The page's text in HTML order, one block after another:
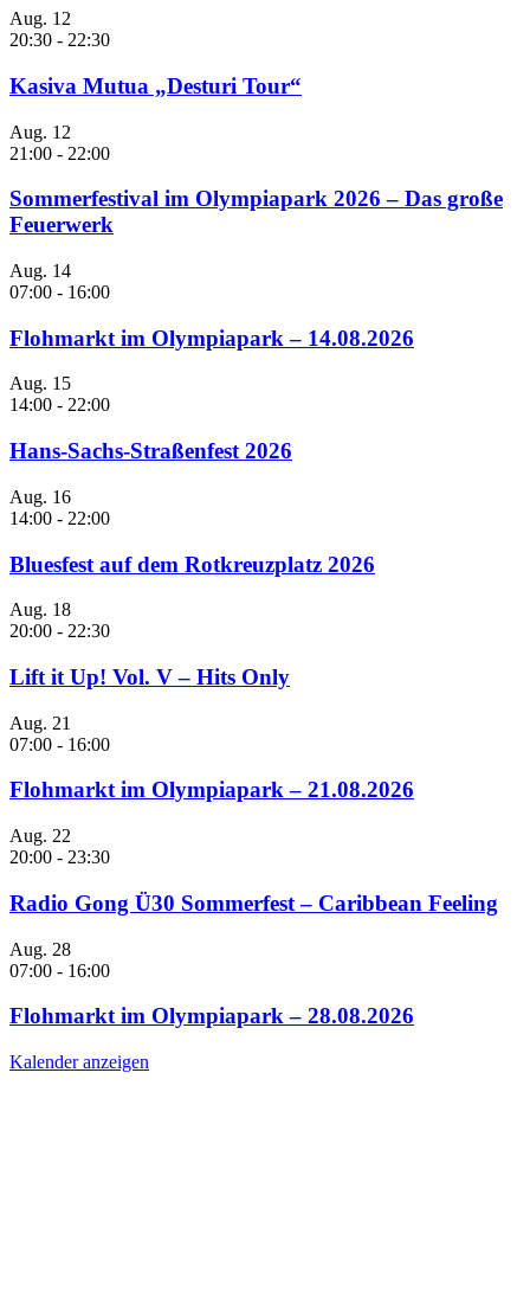
Aug. 12
20:30 - 22:30
Kasiva Mutua „Desturi Tour“
Aug. 12
21:00 - 22:00
Sommerfestival im Olympiapark 2026 – Das große
Feuerwerk
Aug. 14
07:00 - 16:00
Flohmarkt im Olympiapark – 14.08.2026
Aug. 15
14:00 - 22:00
Hans-Sachs-Straßenfest 2026
Aug. 16
14:00 - 22:00
Bluesfest auf dem Rotkreuzplatz 2026
Aug. 18
20:00 - 22:30
Lift it Up! Vol. V – Hits Only
Aug. 21
07:00 - 16:00
Flohmarkt im Olympiapark – 21.08.2026
Aug. 22
20:00 - 23:30
Radio Gong Ü30 Sommerfest – Caribbean Feeling
Aug. 28
07:00 - 16:00
Flohmarkt im Olympiapark – 28.08.2026
Kalender anzeigen